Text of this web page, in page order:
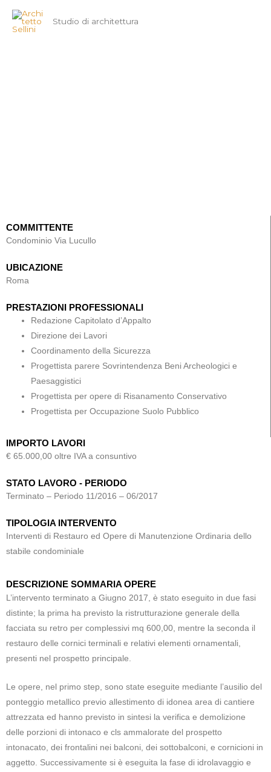
Studio di architettura
COMMITTENTE
Condominio Via Lucullo
UBICAZIONE
Roma
PRESTAZIONI PROFESSIONALI
Redazione Capitolato d’Appalto
Direzione dei Lavori
Coordinamento della Sicurezza
Progettista parere Sovrintendenza Beni Archeologici e
Paesaggistici
Progettista per opere di Risanamento Conservativo
Progettista per Occupazione Suolo Pubblico
IMPORTO LAVORI
€ 65.000,00 oltre IVA a consuntivo
STATO LAVORO - PERIODO
Terminato – Periodo 11/2016 – 06/2017
TIPOLOGIA INTERVENTO
Interventi di Restauro ed Opere di Manutenzione Ordinaria dello
stabile condominiale
DESCRIZIONE SOMMARIA OPERE
L’intervento terminato a Giugno 2017, è stato eseguito in due fasi
distinte; la prima ha previsto la ristrutturazione generale della
facciata su retro per complessivi mq 600,00, mentre la seconda il
restauro delle cornici terminali e relativi elementi ornamentali,
presenti nel prospetto principale.
Le opere, nel primo step, sono state eseguite mediante l’ausilio del
ponteggio metallico previo allestimento di idonea area di cantiere
attrezzata ed hanno previsto in sintesi la verifica e demolizione
delle porzioni di intonaco e cls ammalorate del prospetto
intonacato, dei frontalini nei balconi, dei sottobalconi, e cornicioni in
aggetto. Successivamente si è eseguita la fase di idrolavaggio e